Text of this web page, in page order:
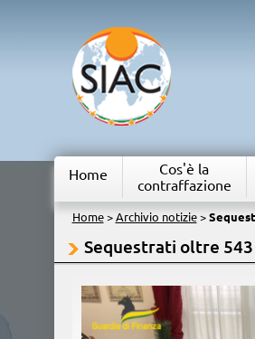
Home
Cos'è la
contraffazione
Home> Archivio notizie>
Sequestrati oltre